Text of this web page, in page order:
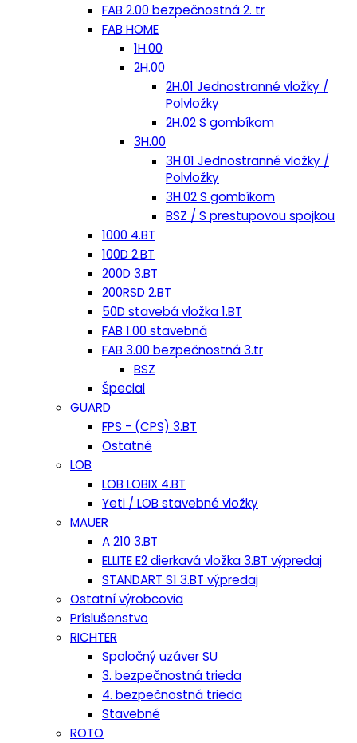
FAB 2.00 bezpečnostná 2. tr
FAB HOME
1H.00
2H.00
2H.01 Jednostranné vložky /
Polvložky
2H.02 S gombíkom
3H.00
3H.01 Jednostranné vložky /
Polvložky
3H.02 S gombíkom
BSZ / S prestupovou spojkou
1000 4.BT
100D 2.BT
200D 3.BT
200RSD 2.BT
50D stavebá vložka 1.BT
FAB 1.00 stavebná
FAB 3.00 bezpečnostná 3.tr
BSZ
Špecial
GUARD
FPS - (CPS) 3.BT
Ostatné
LOB
LOB LOBIX 4.BT
Yeti / LOB stavebné vložky
MAUER
A 210 3.BT
ELLITE E2 dierkavá vložka 3.BT výpredaj
STANDART S1 3.BT výpredaj
Ostatní výrobcovia
Príslušenstvo
RICHTER
Spoločný uzáver SU
3. bezpečnostná trieda
4. bezpečnostná trieda
Stavebné
ROTO